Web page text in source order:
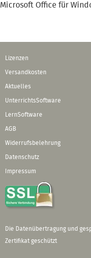
Microsoft Office für
Lizenzen
Versandkosten
Aktuelles
UnterrichtsSoftware
LernSoftware
AGB
Widerrufsbelehrung
Datenschutz
Impressum
Die Datenübertragung und
Zertifikat geschützt